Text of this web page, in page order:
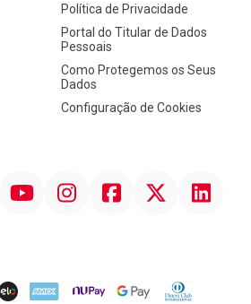
Política de Privacidade
Portal do Titular de Dados
Pessoais
Como Protegemos os Seus
Dados
Configuração de Cookies
InstagramFacebook Linkedin
AMEX NuPay Google PayDiners Club